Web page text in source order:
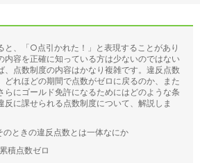
と、「○点引かれた！」と表現することがあり
内容を正確に知っている方は少ないのではない
、点数制度の内容はかなり複雑です。違反点数
どれほどの期間で点数がゼロに戻るのか、また
らにゴールド免許になるためにはどのような条
反に課せられる点数制度について、解説しま
のときの違反点数とは一体なにか
積点数ゼロ